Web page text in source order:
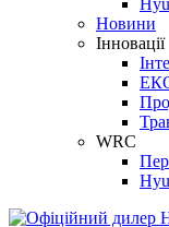
Новини
Інновації
WRC